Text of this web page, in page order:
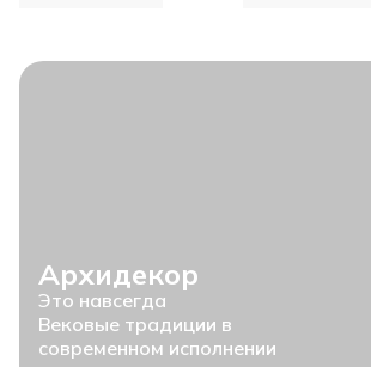
Архидекор
Это навсегда
Вековые традиции в
современном исполнении